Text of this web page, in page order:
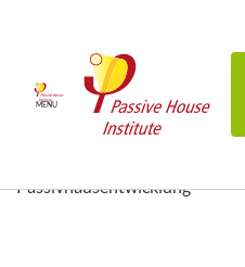
MENU
Technical Information
Passivhausentwicklung